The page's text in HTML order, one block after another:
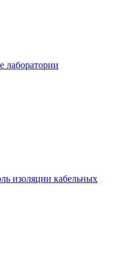
лаборатории
изоляции кабельных